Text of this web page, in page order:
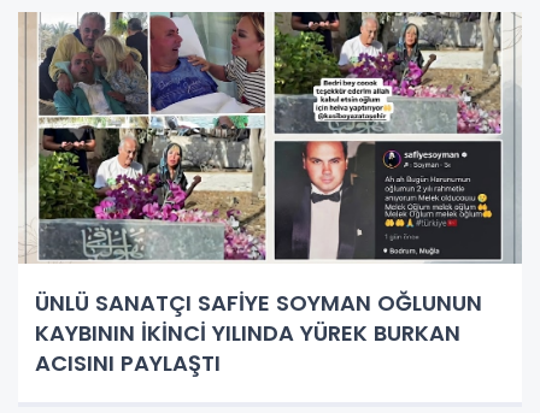
ÜNLÜ SANATÇI SAFİYE SOYMAN OĞLUNUN
KAYBININ İKİNCİ YILINDA YÜREK BURKAN
ACISINI PAYLAŞTI